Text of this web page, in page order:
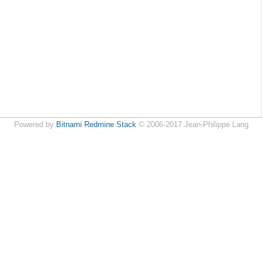
Powered by Bitnami Redmine Stack© 2006-2017 Jean-Philippe Lang